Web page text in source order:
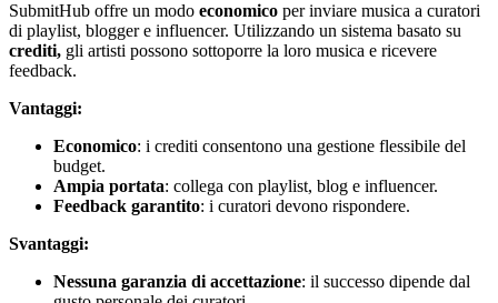
SubmitHub offre un modo economico per inviare musica a curatori
di playlist, blogger e influencer. Utilizzando un sistema basato su
crediti, gli artisti possono sottoporre la loro musica e ricevere
feedback.
Vantaggi:
Economico: i crediti consentono una gestione flessibile del
budget.
Ampia portata: collega con playlist, blog e influencer.
Feedback garantito: i curatori devono rispondere.
Svantaggi:
Nessuna garanzia di accettazione: il successo dipende dal